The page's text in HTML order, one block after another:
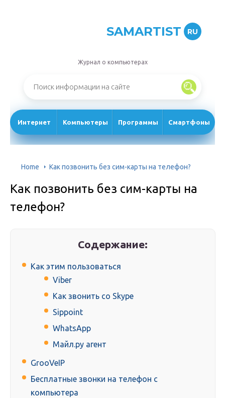
SAMARTIST RU
Журнал о компьютерах
Интернет Компьютеры Программы Смартфоны
Home Как позвонить без сим-карты на телефон?
Как позвонить без сим-карты на
телефон?
Содержание:
Как этим пользоваться
Viber
Как звонить со Skype
Sippoint
WhatsApp
Майл.ру агент
GrooVeIP
Бесплатные звонки на телефон с
компьютера